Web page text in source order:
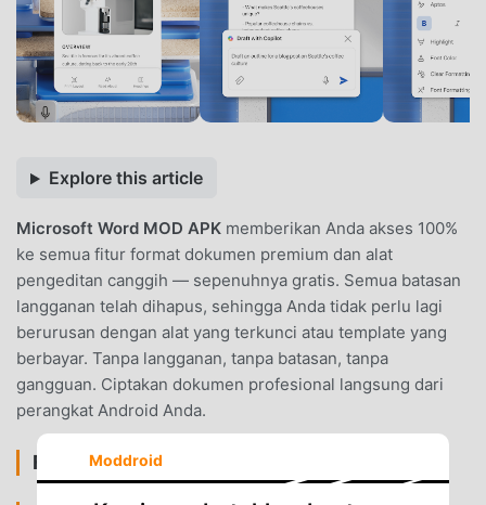
Explore this article
Microsoft Word MOD APK memberikan Anda akses 100%
ke semua fitur format dokumen premium dan alat
pengeditan canggih — sepenuhnya gratis. Semua batasan
langganan telah dihapus, sehingga Anda tidak perlu lagi
berurusan dengan alat yang terkunci atau template yang
berbayar. Tanpa langganan, tanpa batasan, tanpa
gangguan. Ciptakan dokumen profesional langsung dari
perangkat Android Anda.
FITUR MOD
Moddroid